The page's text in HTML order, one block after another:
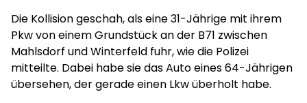
Die Kollision geschah, als eine 31-Jährige mit ihrem
Pkw von einem Grundstück an der B71 zwischen
Mahlsdorf und Winterfeld fuhr, wie die Polizei
mitteilte. Dabei habe sie das Auto eines 64-Jährigen
übersehen, der gerade einen Lkw überholt habe.